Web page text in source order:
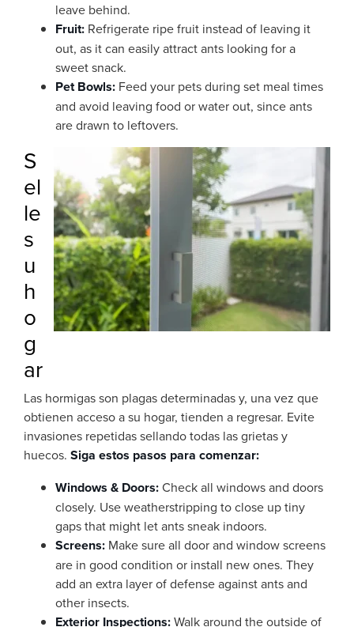
leave behind.
Fruit: Refrigerate ripe fruit instead of leaving it
out, as it can easily attract ants looking for a
sweet snack.
Pet Bowls: Feed your pets during set meal times
and avoid leaving food or water out, since ants
are drawn to leftovers.
S
el
le
s
u
h
o
g
ar
Las hormigas son plagas determinadas y, una vez que
obtienen acceso a su hogar, tienden a regresar. Evite
invasiones repetidas sellando todas las grietas y
huecos. Siga estos pasos para comenzar:
Windows & Doors:Check all windows and doors
closely. Use weatherstripping to close up tiny
gaps that might let ants sneak indoors.
Screens: Make sure all door and window screens
are in good condition or install new ones. They
add an extra layer of defense against ants and
other insects.
Exterior Inspections:Walk around the outside of